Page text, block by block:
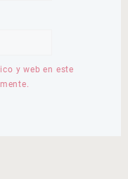
y web en este